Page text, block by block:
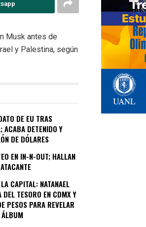
Musk antes de
y Palestina, según
DE EU TRAS
ACABA DETENIDO Y
DE DÓLARES
EN IN-N-OUT; HALLAN
CAPITAL: NATANAEL
TESORO EN CDMX Y
PESOS PARA REVELAR
ÁLBUM